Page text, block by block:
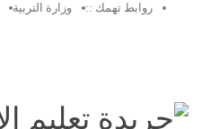
روابط تهمك :: وزارة التربية